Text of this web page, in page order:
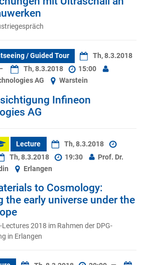
/ Guided Tour
Th, 8.3.2018
Th, 8.3.2018
15:00
AG
Warstein
Infineon
AG
Lecture
Th, 8.3.2018
Th, 8.3.2018 19:30
Prof. Dr.
Erlangen
to Cosmology:
the early universe under the
2018 im Rahmen der DPG-
in Erlangen